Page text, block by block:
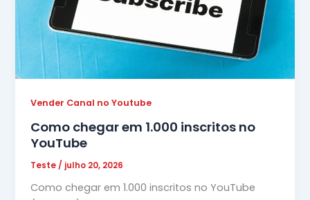
Vender Canal no Youtube
Como chegar em 1.000 inscritos no
YouTube
Teste / julho 20, 2026
Como chegar em 1.000 inscritos no YouTube